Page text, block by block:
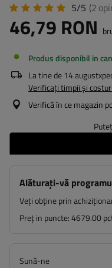
5/5 (2
46,79 RON
Produs disponibil in
La tine de14 august
Verificați timpii și
Verifică în ce magazin
Alăturați-vă
Veți obține prin
Preț in puncte:4679.00
Sună-ne